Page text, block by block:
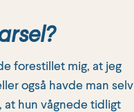
forestillet mig, at jeg
også havde man selv
at hun vågnede tidligt